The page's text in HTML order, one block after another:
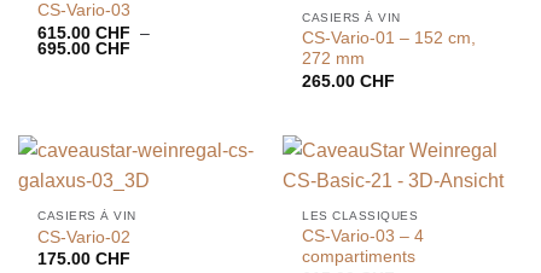
CS-Vario-03
615.00CHF –
695.00CHF
CASIERS À VIN
CS-Vario-01 – 152 cm,
272 mm
265.00CHF
CASIERS À VIN
CS-Vario-02
175.00CHF
LES CLASSIQUES
CS-Vario-03 – 4
compartiments